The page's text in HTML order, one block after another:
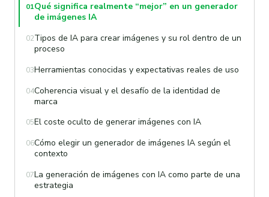
01Qué significa realmente “mejor” en un generador
de imágenes IA
02Tipos de IA para crear imágenes y su rol dentro de un
proceso
03Herramientas conocidas y expectativas reales de uso
04Coherencia visual y el desafío de la identidad de
marca
05El coste oculto de generar imágenes con IA
06Cómo elegir un generador de imágenes IA según el
contexto
07La generación de imágenes con IA como parte de una
estrategia